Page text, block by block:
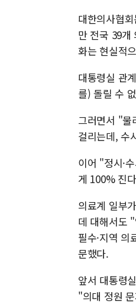
대한의사협
만 전국 39개
화는 현실적
대통령실 관
를) 돌릴 수
그러면서 "물
걸리는데, 수
이어 "정시·
게 100% 진
의료계 일부
데 대해서도
필수·지역
문했다.
앞서 대통령
"의대 정원